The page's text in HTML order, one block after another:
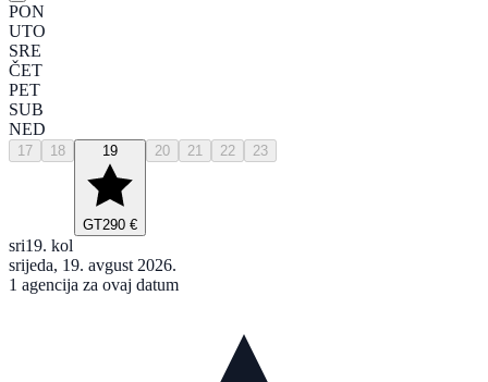
PON
UTO
SRE
ČET
PET
SUB
NED
17 18 19
GT290 €
20 21 22 23
sri19. kol
srijeda, 19. avgust 2026.
1 agencija za ovaj datum